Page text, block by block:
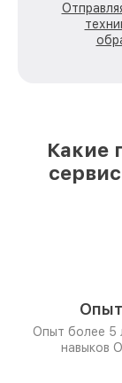
Какие
Опыт более 5
навыков